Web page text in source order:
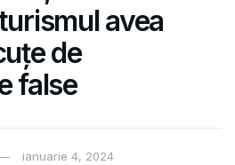
avea
de
false
ianuarie 4, 2024